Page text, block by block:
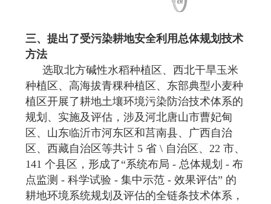
三、提出了受污染耕地安全利用总体规划技术
方法
选取北方碱性水稻种植区、西北干旱玉米
种植区、高海拔青稞种植区、东部典型小麦种
植区开展了耕地土壤环境污染防治技术体系的
规划、实施及评估，涉及河北唐山市曹妃甸
区、山东临沂市河东区和莒南县、广西自治
区、西藏自治区等共计 5 省 \ 自治区、22 市、
141 个县区，形成了“系统布局 - 总体规划 - 布
点监测 - 科学试验 - 集中示范 - 效果评估” 的
耕地环境系统规划及评估的全链条技术体系，